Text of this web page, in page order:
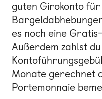
guten Girokonto für
es noch eine
Außerdem zahlst du
Monate gerechnet
Portemonnaie